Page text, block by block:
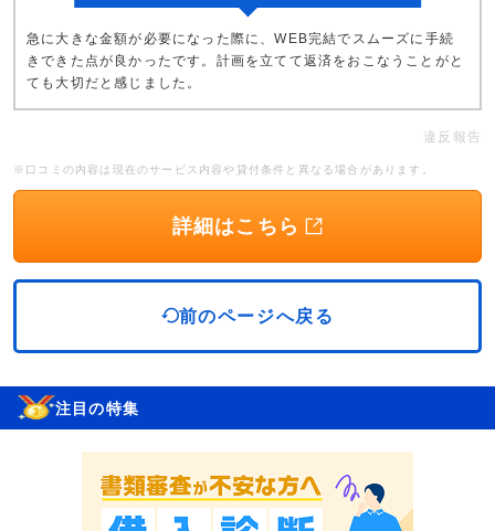
急に大きな金額が必要になった際に、WEB完結でスムーズに手続
きできた点が良かったです。計画を立てて返済をおこなうことがと
ても大切だと感じました。
違反報告
※口コミの内容は現在のサービス内容や貸付条件と異なる場合があります。
詳細はこちら
前のページへ戻る
注目の特集